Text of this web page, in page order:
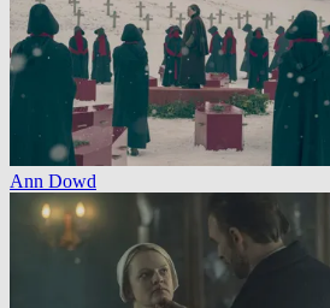
Ann Dowd